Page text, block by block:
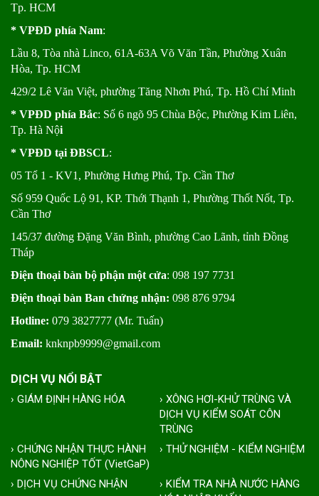
Tp. HCM
* VPĐD phía Nam:
Lầu 8, Tòa nhà Linco, 61A-63A Võ Văn Tần, Phường Xuân
Hòa, Tp. HCM
429/2 Lê Văn Việt, phường Tăng Nhơn Phú, Tp. Hồ Chí Minh
* VPĐD phía Bắc: Số 6 ngõ 95 Chùa Bộc, Phường Kim Liên,
Tp. Hà Nội
* VPĐD tại ĐBSCL:
05 Tổ 1 - KV1, Phường Hưng Phú, Tp. Cần Thơ
Số 959 Quốc Lộ 91, KP. Thới Thạnh 1, Phường Thốt Nốt, Tp.
Cần Thơ
145/37 đường Đặng Văn Bình, phường Cao Lãnh, tỉnh Đồng
Tháp
Điện thoại bàn bộ phận một cửa: 098 197 7731
Điện thoại bàn Ban chứng nhận: 098 876 9794
Hotline: 079 3827777 (Mr. Tuấn)
Email: knknpb9999@gmail.com
DỊCH VỤ NỔI BẬT
› DỊCH VỤ CHỨNG NHẬN
› KIỂM TRA NHÀ NƯỚC HÀNG
› CHỨNG NHẬN THỰC HÀNH
NÔNG NGHIỆP TỐT (VietGaP)
› THỬ NGHIỆM - KIỂM NGHIỆM
› GIÁM ĐỊNH HÀNG HÓA
› XÔNG HƠI-KHỬ TRÙNG VÀ
DỊCH VỤ KIỂM SOÁT CÔN
TRÙNG